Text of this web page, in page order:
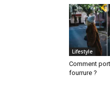
Lifestyle
Comment
fourrure ?